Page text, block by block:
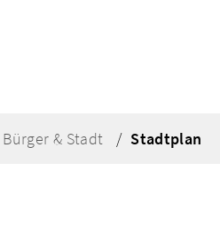
Bürger & Stadt Stadtplan